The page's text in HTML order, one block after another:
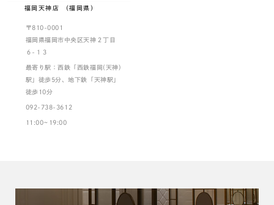
福岡天神店 （福岡県）
〒810-0001
福岡県福岡市中央区天神２丁目
６-１３
最寄り駅：西鉄「西鉄福岡(天神)
駅」徒歩5分、地下鉄「天神駅」
徒歩10分
092-738-3612
11:00~19:00